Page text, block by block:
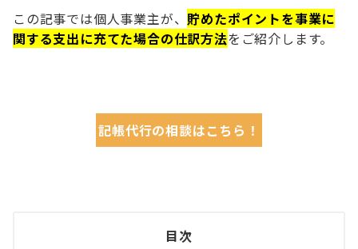
この記事では個人事業主が、 貯めたポイントを事業に
関する支出に充てた場合の仕訳方法をご紹介します。
記帳代行の相談はこちら！
目次